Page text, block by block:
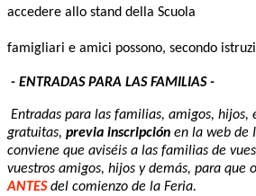
accedere allo stand della Scuola
famigliari e amici possono, secondo
- ENTRADAS PARA LAS FAMILIAS -
Entradas para las familias, amigos, hijos,
gratuitas, previa inscripción en la web de
conviene que aviséis a las familias de
vuestros amigos, hijos y demás, para que
ANTESdel comienzo de la Feria.